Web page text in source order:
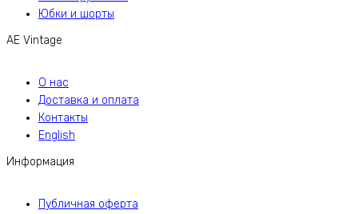
Юбки и шорты
AE Vintage
О нас
Доставка и оплата
Контакты
English
Информация
Публичная оферта